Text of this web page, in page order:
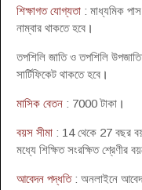
শিক্ষাগত যোগ্যতা : মাধ্যমিক
নাম্বার থাকতে হবে ।
তপশিলি জাতি ও তপশিলি
সার্টিফিকেট থাকতে হবে ।
মাসিক বেতন : 7000 টাকা ।
বয়স সীমা : 14 থেকে 27 বছর
মধ্যে শিক্ষিত সংরক্ষিত শ্রেণীর
আবেদন পদ্ধতি: অনলাইনে